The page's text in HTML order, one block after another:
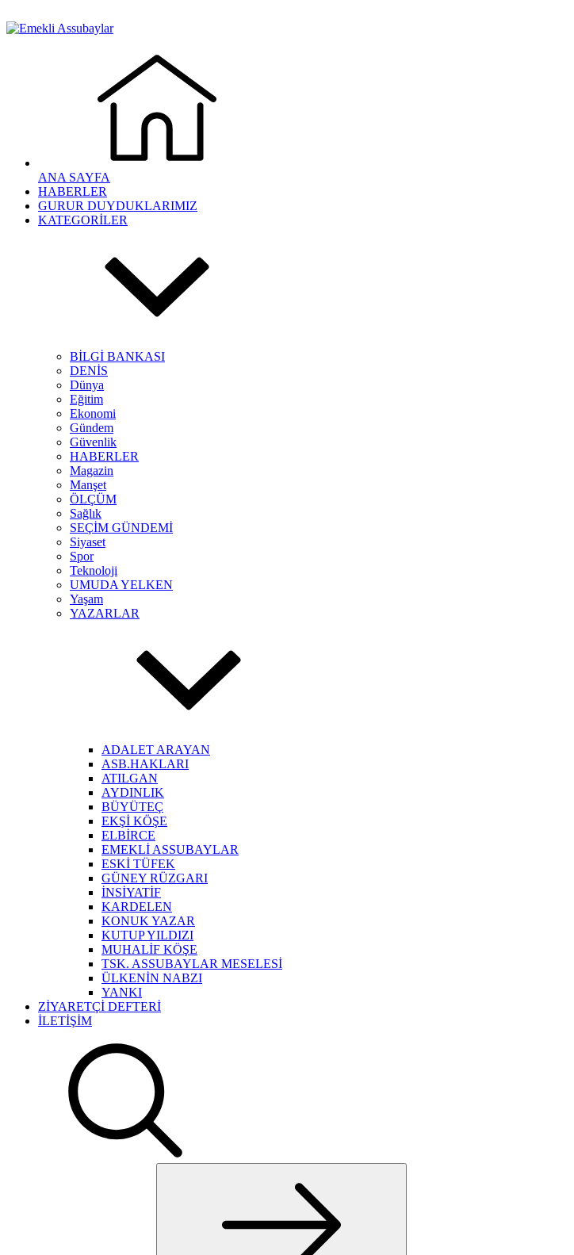
ANA SAYFA
HABERLER
GURUR DUYDUKLARIMIZ
KATEGORİLER
BİLGİ BANKASI
DENİS
Dünya
Eğitim
Ekonomi
Gündem
Güvenlik
HABERLER
Magazin
Manşet
ÖLÇÜM
Sağlık
SEÇİM GÜNDEMİ
Siyaset
Spor
Teknoloji
UMUDA YELKEN
Yaşam
YAZARLAR
ADALET ARAYAN
ASB.HAKLARI
ATILGAN
AYDINLIK
BÜYÜTEÇ
EKŞİ KÖŞE
ELBİRCE
EMEKLİ ASSUBAYLAR
ESKİ TÜFEK
GÜNEY RÜZGARI
İNSİYATİF
KARDELEN
KONUK YAZAR
KUTUP YILDIZI
MUHALİF KÖŞE
TSK. ASSUBAYLAR MESELESİ
ÜLKENİN NABZI
YANKI
ZİYARETÇİ DEFTERİ
İLETİŞİM